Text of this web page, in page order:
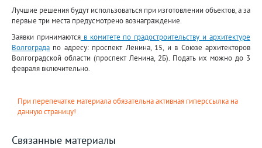
Лучшие решения будут использоваться при изготовлении объектов, а за
первые три места предусмотрено вознаграждение.
Заявки принимаютсяв комитете по градостроительству и архитектуре
Волгограда по адресу: проспект Ленина, 15, и в Союзе архитекторов
Волгоградской области (проспект Ленина, 2Б). Подать их можно до 3
февраля включительно.
При перепечатке материала обязательна активная гиперссылка на
данную страницу!
Связанные материалы